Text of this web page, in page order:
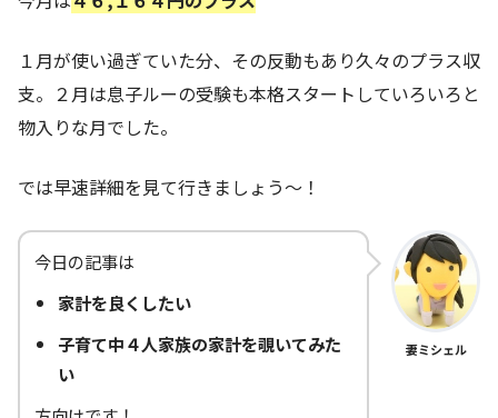
１月が使い過ぎていた分、その反動もあり久々のプラス収
支。２月は息子ルーの受験も本格スタートしていろいろと
物入りな月でした。
では早速詳細を見て行きましょう～！
今日の記事は
家計を良くしたい
子育て中４人家族の家計を覗いてみた
い
妻ミシェル